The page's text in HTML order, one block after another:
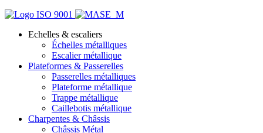
Echelles & escaliers
Échelles métalliques
Escalier métallique
Plateformes & Passerelles
Passerelles métalliques
Plateforme métallique
Trappe métallique
Caillebotis métallique
Charpentes & Châssis
Châssis Métal